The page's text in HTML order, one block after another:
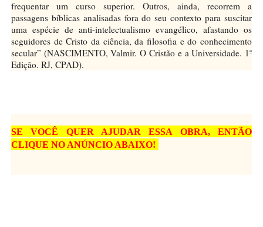
frequentar um curso superior. Outros, ainda, recorrem a
passagens bíblicas analisadas fora do seu contexto para suscitar
uma espécie de anti-intelectualismo evangélico, afastando os
seguidores de Cristo da ciência, da filosofia e do conhecimento
secular” (NASCIMENTO, Valmir. O Cristão e a Universidade. 1ª
Edição. RJ, CPAD).
SE VOCÊ QUER AJUDAR ESSA OBRA, ENTÃO
CLIQUE NO ANÚNCIO ABAIXO!